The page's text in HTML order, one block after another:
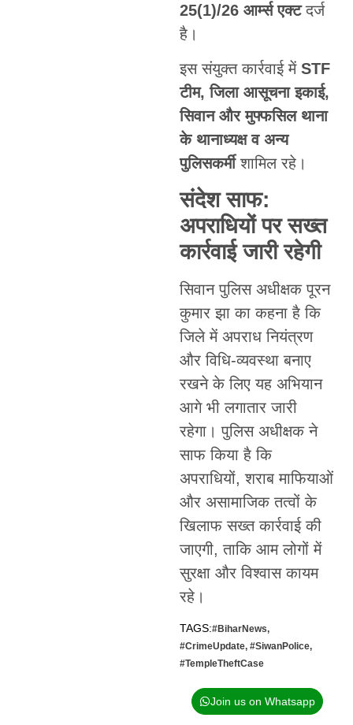
25(1)/26 आर्म्स एक्टदर्ज
है।
इस संयुक्त कार्रवाई में STF
टीम, जिला आसूचना इकाई,
सिवान और मुफ्फसिल थाना
के थानाध्यक्ष व अन्य
पुलिसकर्मीशामिल रहे।
संदेश साफ:
अपराधियों पर सख्त
कार्रवाई जारी रहेगी
सिवान पुलिस अधीक्षक पूरन
कुमार झा का कहना है कि
जिले में अपराध नियंत्रण
और विधि-व्यवस्था बनाए
रखने के लिए यह अभियान
आगे भी लगातार जारी
रहेगा। पुलिस अधीक्षक ने
साफ किया है कि
अपराधियों, शराब माफियाओं
और असामाजिक तत्वों के
खिलाफ सख्त कार्रवाई की
जाएगी, ताकि आम लोगों में
सुरक्षा और विश्वास कायम
रहे।
TAGS:#BiharNews,
#CrimeUpdate, #SiwanPolice,
#TempleTheftCase
Join us on Whatsapp